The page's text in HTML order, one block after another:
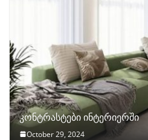
კონტრასტები ინტერიერში
October 29, 2024